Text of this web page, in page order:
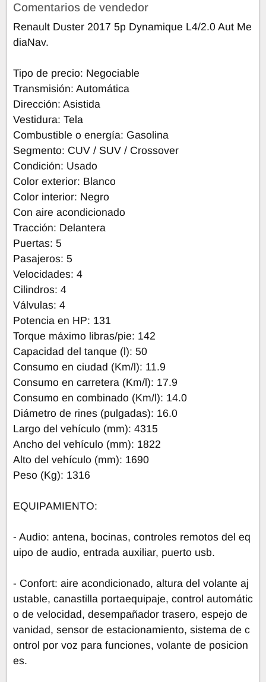
Comentarios de vendedor
Renault Duster 2017 5p Dynamique L4/2.0 Aut Me
diaNav.
Tipo de precio: Negociable
Transmisión: Automática
Dirección: Asistida
Vestidura: Tela
Combustible o energía: Gasolina
Segmento: CUV / SUV / Crossover
Condición: Usado
Color exterior: Blanco
Color interior: Negro
Con aire acondicionado
Tracción: Delantera
Puertas: 5
Pasajeros: 5
Velocidades: 4
Cilindros: 4
Válvulas: 4
Potencia en HP: 131
Torque máximo libras/pie: 142
Capacidad del tanque (l): 50
Consumo en ciudad (Km/l): 11.9
Consumo en carretera (Km/l): 17.9
Consumo en combinado (Km/l): 14.0
Diámetro de rines (pulgadas): 16.0
Largo del vehículo (mm): 4315
Ancho del vehículo (mm): 1822
Alto del vehículo (mm): 1690
Peso (Kg): 1316
EQUIPAMIENTO:
- Audio: antena, bocinas, controles remotos del eq
uipo de audio, entrada auxiliar, puerto usb.
- Confort: aire acondicionado, altura del volante aj
ustable, canastilla portaequipaje, control automátic
o de velocidad, desempañador trasero, espejo de
vanidad, sensor de estacionamiento, sistema de c
ontrol por voz para funciones, volante de posicion
es.